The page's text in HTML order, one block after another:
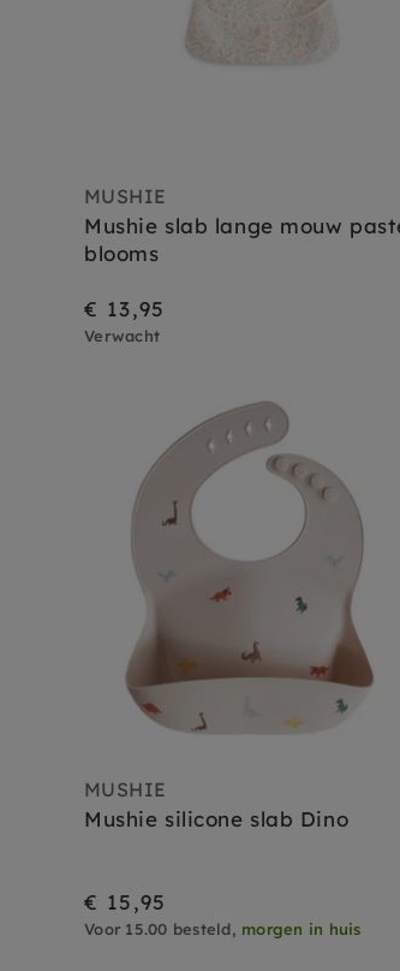
MUSHIE
Mushie slab lange mouw
blooms
€ 13,95
Verwacht
MUSHIE
Mushie silicone slab Dino
€ 15,95
Voor 15.00 besteld, morgen in huis